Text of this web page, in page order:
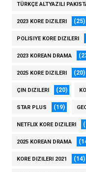
TÜRKÇE ALTYAZILI
2023 KORE DIZILERI (25)
POLISIYE KORE DIZILERI
2023 KOREAN DRAMA
2025 KORE DIZILERI (20)
ÇIN DIZILERI (20)
STAR PLUS (19)
NETFLIX KORE DIZILERI
2025 KOREAN DRAMA
KORE DIZILERI 2021 (14)